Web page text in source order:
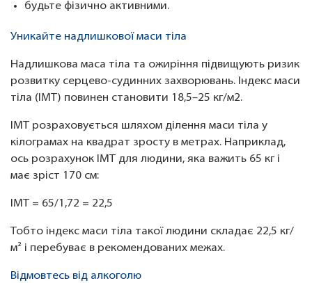
будьте фізично активними.
Уникайте надлишкової маси тіла
Надлишкова маса тіла та ожиріння підвищують ризик
розвитку серцево-судинних захворювань. Індекс маси
тіла (ІМТ) повинен становити 18,5–25 кг/м2.
ІМТ розраховується шляхом ділення маси тіла у
кілограмах на квадрат зросту в метрах. Наприклад,
ось розрахунок ІМТ для людини, яка важить 65 кг і
має зріст 170 см:
ІМТ = 65/1,72 = 22,5
Тобто індекс маси тіла такої людини складає 22,5 кг/
м² і перебуває в рекомендованих межах.
Відмовтесь від алкоголю